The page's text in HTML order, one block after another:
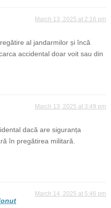
March 13, 2025 at 2:16 pm
al jandarmilor și încă
accidental doar voit sau din
March 13, 2025 at 3:49 pm
dacă are siguranța
în pregătirea militară.
March 14, 2025 at 5:46 pm